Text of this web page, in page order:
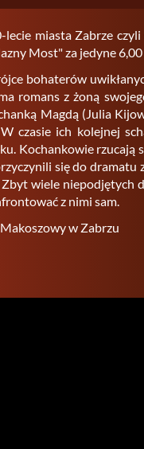
mia­sta Za­brze
Most" za je­dy­ne 6,00
bo­ha­te­rów
ro­mans z żoną
Magdą (Julia
cza­sie ich ko­lej­nej
Ko­chan­ko­wie rzu­ca­ją
się do
Zbyt wiele
z nimi sam.
w Za­brzu